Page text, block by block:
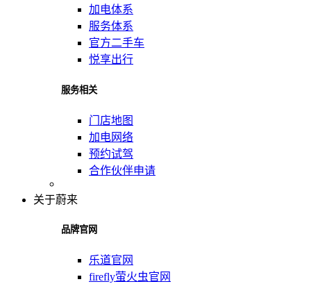
加电体系
服务体系
官方二手车
悦享出行
服务相关
门店地图
加电网络
预约试驾
合作伙伴申请
关于蔚来
品牌官网
乐道官网
firefly萤火虫官网